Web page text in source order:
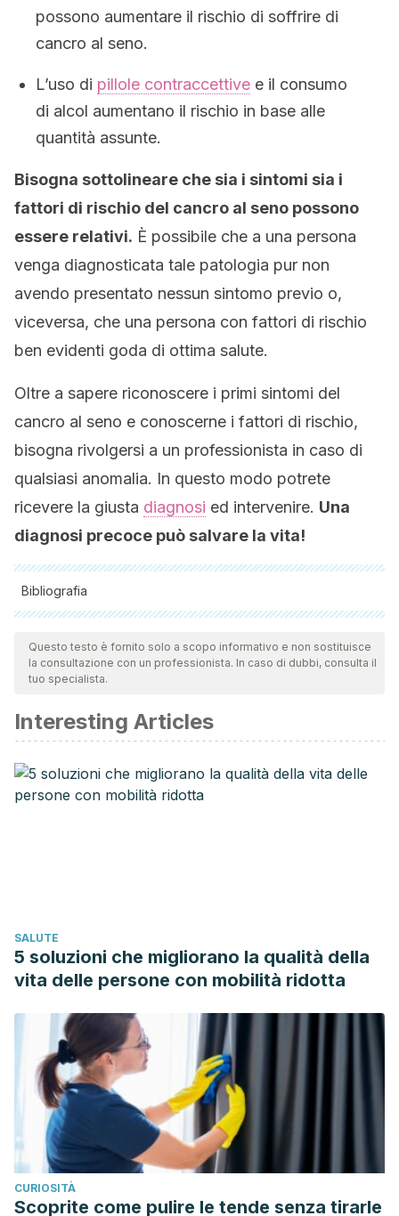
possono aumentare il rischio di soffrire di
cancro al seno.
L’uso di pillole contraccettive e il consumo
di alcol aumentano il rischio in base alle
quantità assunte.
Bisogna sottolineare che sia i sintomi sia i
fattori di rischio del cancro al seno possono
essere relativi. È possibile che a una persona
venga diagnosticata tale patologia pur non
avendo presentato nessun sintomo previo o,
viceversa, che una persona con fattori di rischio
ben evidenti goda di ottima salute.
Oltre a sapere riconoscere i primi sintomi del
cancro al seno e conoscerne i fattori di rischio,
bisogna rivolgersi a un professionista in caso di
qualsiasi anomalia. In questo modo potrete
ricevere la giusta diagnosi ed intervenire. Una
diagnosi precoce può salvare la vita!
Bibliografia
Tutte le fonti citate sono state esaminate a fondo dal nostro
team per garantirne la qualità, l'affidabilità, l'attualità e la
validità. La bibliografia di questo articolo è stata considerata
Vanderburgh, D. (2018). Breast cancer screening. Politics
and the Life Sciences. https://doi.org/10.1017/pls.2018.3
Breast Cancer Network Australia. (2015). About breast
cancer. Breast Cancer Network Australia.
Questo testo è fornito solo a scopo informativo e non sostituisce
la consultazione con un professionista. In caso di dubbi, consulta il
tuo specialista.
Interesting Articles
SALUTE
5 soluzioni che migliorano la qualità della
vita delle persone con mobilità ridotta
CURIOSITÀ
Scoprite come pulire le tende senza tirarle